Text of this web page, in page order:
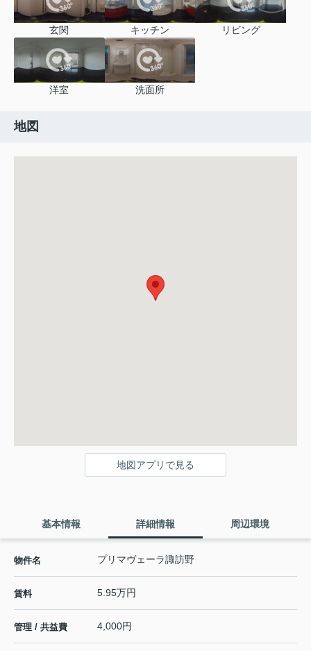
玄関 キッチン リビング
洋室 洗面所
地図
地図アプリで見る
基本情報 詳細情報 周辺環境
物件名 プリマヴェーラ諏訪野
賃料 5.95万円
管理 / 共益費 4,000円